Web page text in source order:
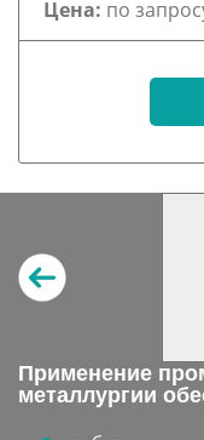
Цена: по
Применение
металлургии